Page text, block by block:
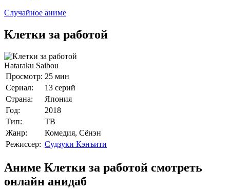
Случайное аниме
Клетки за работой
Hataraku Saibou
Просмотр: 25 мин
Сериал:
13 серий
Страна:
Япония
Год:
2018
Тип:
ТВ
Жанр:
Комедия, Сёнэн
Режиссер: Судзуки Кэнъити
Аниме Клетки за работой смотреть
онлайн анидаб